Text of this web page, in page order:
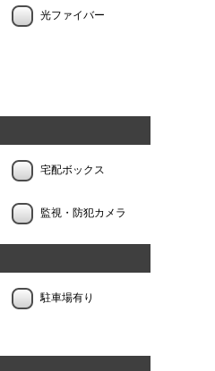
光ファイバー
宅配ボックス
監視・防犯カメラ
駐車場有り